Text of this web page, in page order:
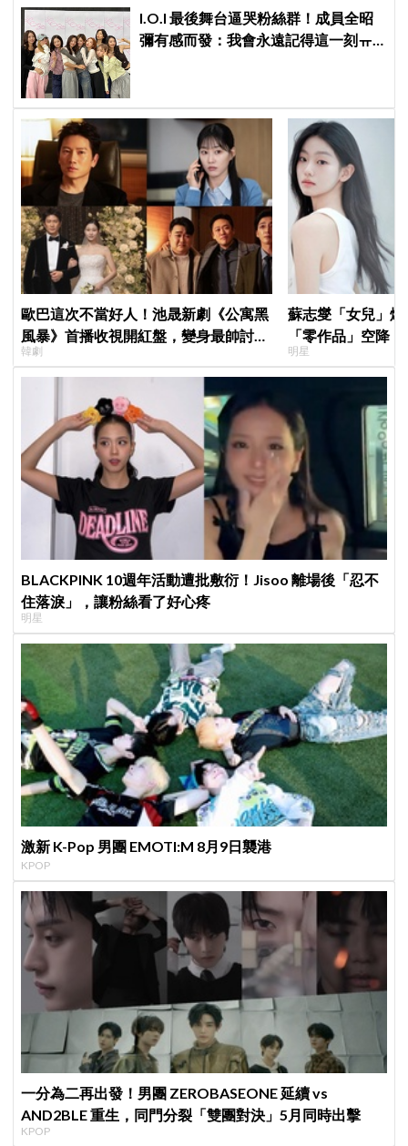
I.O.I 最後舞台逼哭粉絲群！成員全昭
彌有感而發：我會永遠記得這一刻ㅠ
歐巴這次不當好人！池晟新劇《公寓黑
風暴》首播收視開紅盤，變身最帥討債
總裁、豪砸700萬娶「假新娘」當眾激
吻！
韓劇
蘇志燮「女兒」
「零作品」空降
片被挖出網驚呆
明星
BLACKPINK 10週年活動遭批敷衍！Jisoo 離場後「忍不
住落淚」，讓粉絲看了好心疼
明星
激新 K-Pop 男團 EMOTI:M 8月9日襲港
KPOP
一分為二再出發！男團 ZEROBASEONE 延續 vs
AND2BLE 重生，同門分裂「雙團對決」5月同時出擊
KPOP